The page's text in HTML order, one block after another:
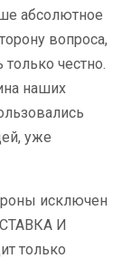
абсолютное
вопроса,
честно.
наших
уже
исключен
И
только